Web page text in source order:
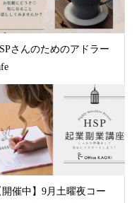
さんのためのアドラー
開催中】9月土曜夜コー